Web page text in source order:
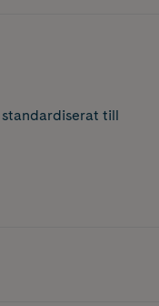
till